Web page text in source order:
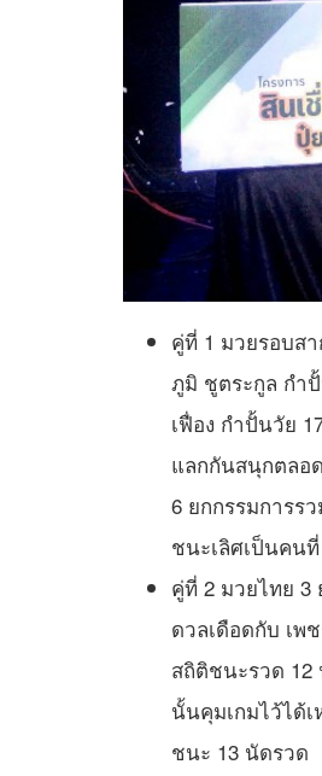
คู่ที่ 1 มวยรอบส
ภูมิ ชูตระกูล กำ
เฟื่อง กำปั้นวัย
แลกกันสนุกตลอ
6 ยกกรรมการร
ชนะเลิศเป็นคน
คู่ที่ 2 มวยไทย 3
ดวลเดือดกับ เพ
สถิติชนะรวด 12
นั้นคุมเกมไว้ได้
ชนะ 13 นัดรวด